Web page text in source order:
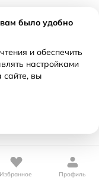
Избранное Профиль
было удобно
и обеспечить
настройками
сайте, вы